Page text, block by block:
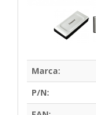
Marca:
P/N: